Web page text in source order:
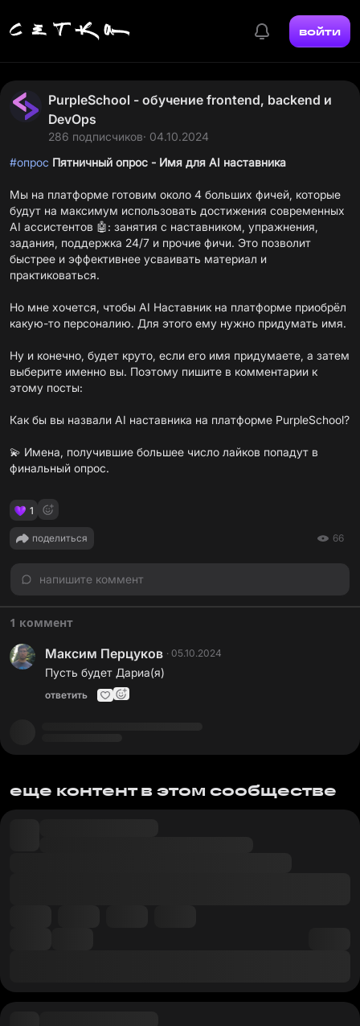
войти
PurpleSchool - обучение frontend, backend и
DevOps
286 подписчиков· 04.10.2024
#опрос Пятничный опрос - Имя для AI наставника
Мы на платформе готовим около 4 больших фичей, которые
будут на максимум использовать достижения современных
AI ассистентов 🤖: занятия с наставником, упражнения,
задания, поддержка 24/7 и прочие фичи. Это позволит
быстрее и эффективнее усваивать материал и
практиковаться.
Но мне хочется, чтобы AI Наставник на платформе приобрёл
какую-то персоналию. Для этого ему нужно придумать имя.
Ну и конечно, будет круто, если его имя придумаете, а затем
выберите именно вы. Поэтому пишите в комментарии к
этому посты:
Как бы вы назвали AI наставника на платформе PurpleSchool?
💫 Имена, получившие большее число лайков попадут в
финальный опрос.
1
поделиться 66
напишите коммент
1 коммент
Максим Перцуков · 05.10.2024
Пусть будет Дариа(я)
ответить
еще контент в этом сообществе